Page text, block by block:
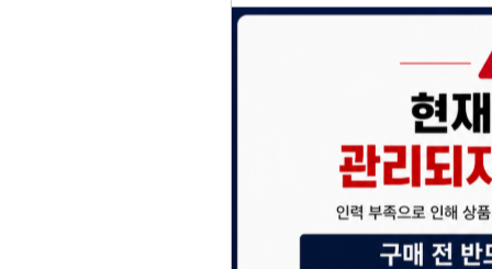
홈페이지 이용 안
안녕하세요, (주)디앤
현재 내부 사정으로
불편을 드려 죄송합
제품 문의, 견적 문의
다.
043-274-6789 /